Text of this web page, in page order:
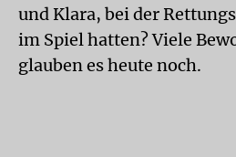
und Klara, bei der
im Spiel hatten? Viele
glauben es heute noch.